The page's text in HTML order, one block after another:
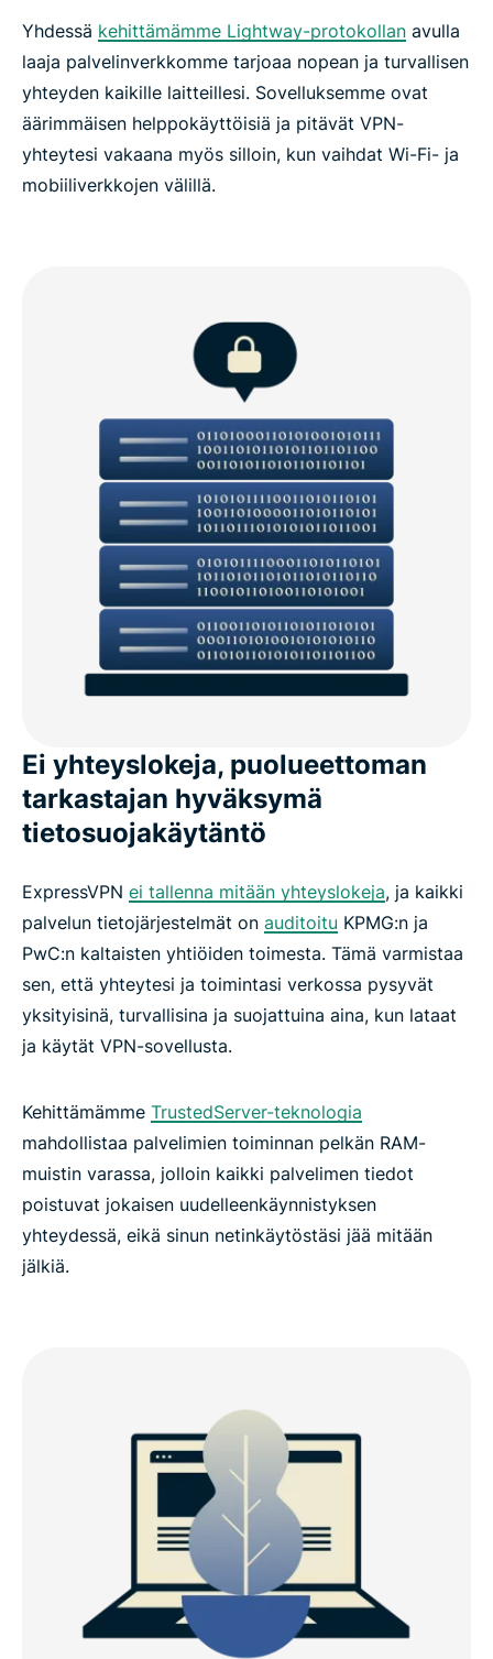
Yhdessä kehittämämme Lightway-protokollan avulla
laaja palvelinverkkomme tarjoaa nopean ja turvallisen
yhteyden kaikille laitteillesi. Sovelluksemme ovat
äärimmäisen helppokäyttöisiä ja pitävät VPN-
yhteytesi vakaana myös silloin, kun vaihdat Wi-Fi- ja
mobiiliverkkojen välillä.
Ei yhteyslokeja, puolueettoman
tarkastajan hyväksymä
tietosuojakäytäntö
ExpressVPN ei tallenna mitään yhteyslokeja, ja kaikki
palvelun tietojärjestelmät on auditoitu KPMG:n ja
PwC:n kaltaisten yhtiöiden toimesta. Tämä varmistaa
sen, että yhteytesi ja toimintasi verkossa pysyvät
yksityisinä, turvallisina ja suojattuina aina, kun lataat
ja käytät VPN-sovellusta.
Kehittämämme TrustedServer-teknologia
mahdollistaa palvelimien toiminnan pelkän RAM-
muistin varassa, jolloin kaikki palvelimen tiedot
poistuvat jokaisen uudelleenkäynnistyksen
yhteydessä, eikä sinun netinkäytöstäsi jää mitään
jälkiä.